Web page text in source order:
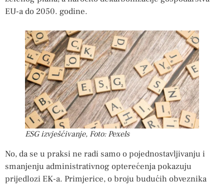
EU-a do 2050. godine.
ESG izvješćivanje, Foto: Pexels
No, da se u praksi ne radi samo o pojednostavljivanju i
smanjenju administrativnog opterećenja pokazuju
prijedlozi EK-a. Primjerice, o broju budućih obveznika